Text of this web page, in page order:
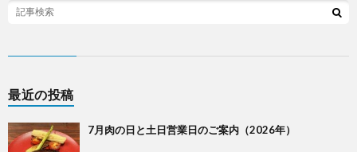
最近の投稿
7月肉の日と土日営業日のご案内（2026年）